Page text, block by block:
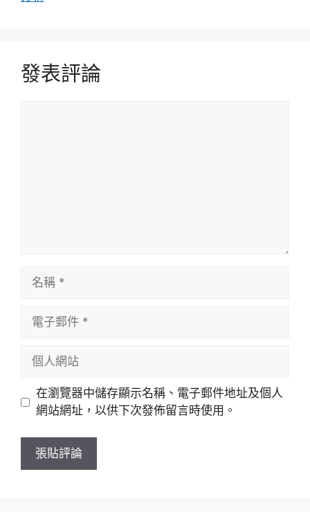
發表評論
站
在瀏覽器中儲存顯示名稱、電子郵件地址及個人
網站網址，以供下次發佈留言時使用。